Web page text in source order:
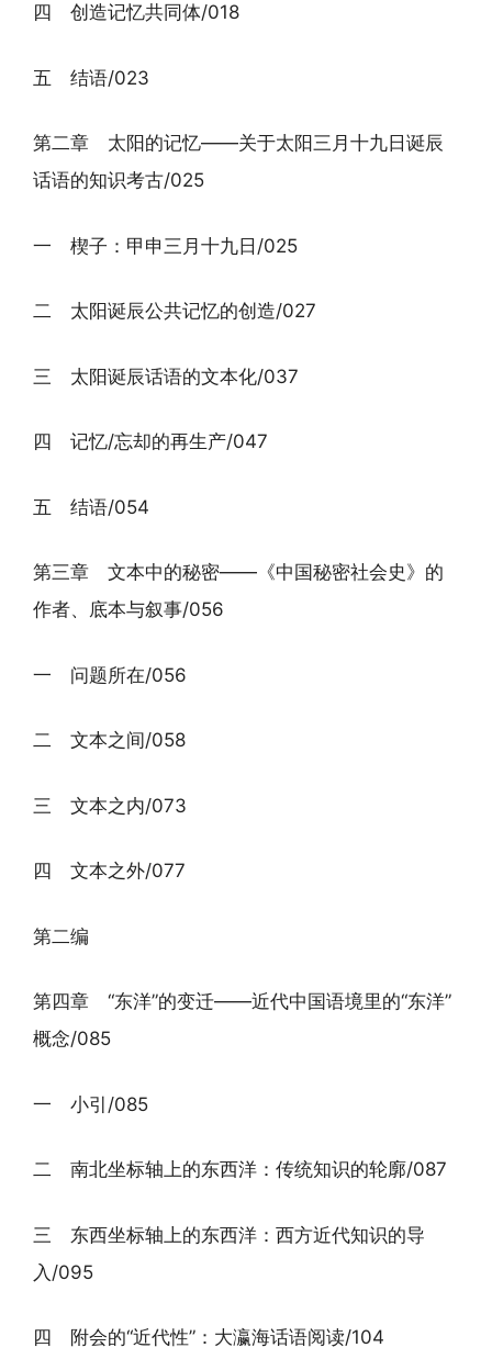
四 创造记忆共同体/018
五 结语/023
第二章 太阳的记忆——关于太阳三月十九日诞辰
话语的知识考古/025
一 楔子：甲申三月十九日/025
二 太阳诞辰公共记忆的创造/027
三 太阳诞辰话语的文本化/037
四 记忆/忘却的再生产/047
五 结语/054
第三章 文本中的秘密——《中国秘密社会史》的
作者、底本与叙事/056
一 问题所在/056
二 文本之间/058
三 文本之内/073
四 文本之外/077
第二编
第四章 “东洋”的变迁——近代中国语境里的“东洋”
概念/085
一 小引/085
二 南北坐标轴上的东西洋：传统知识的轮廓/087
三 东西坐标轴上的东西洋：西方近代知识的导
入/095
四 附会的“近代性”：大瀛海话语阅读/104